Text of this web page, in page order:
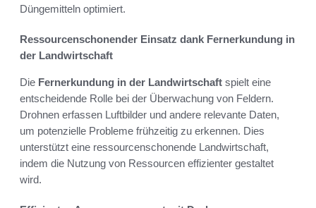
Düngemitteln optimiert.
Ressourcenschonender Einsatz dank Fernerkundung in
der Landwirtschaft
Die Fernerkundung in der Landwirtschaft spielt eine
entscheidende Rolle bei der Überwachung von Feldern.
Drohnen erfassen Luftbilder und andere relevante Daten,
um potenzielle Probleme frühzeitig zu erkennen. Dies
unterstützt eine ressourcenschonende Landwirtschaft,
indem die Nutzung von Ressourcen effizienter gestaltet
wird.